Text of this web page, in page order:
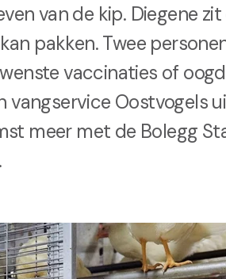
van de kip. Diegene
pakken. Twee
vaccinaties of
vangservice Oostvogels
meer met de Bolegg